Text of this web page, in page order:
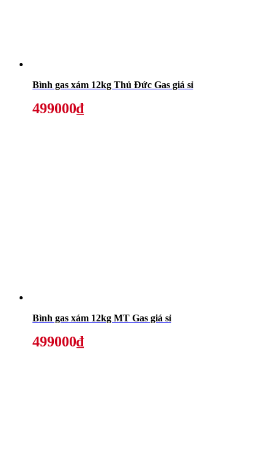
Bình gas xám 12kg Thủ Đức Gas giá sỉ
499000₫
Bình gas xám 12kg MT Gas giá sỉ
499000₫